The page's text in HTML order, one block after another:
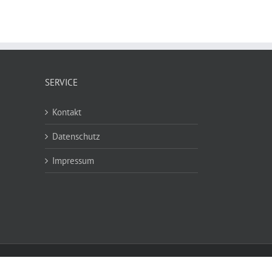
SERVICE
Kontakt
Datenschutz
Impressum